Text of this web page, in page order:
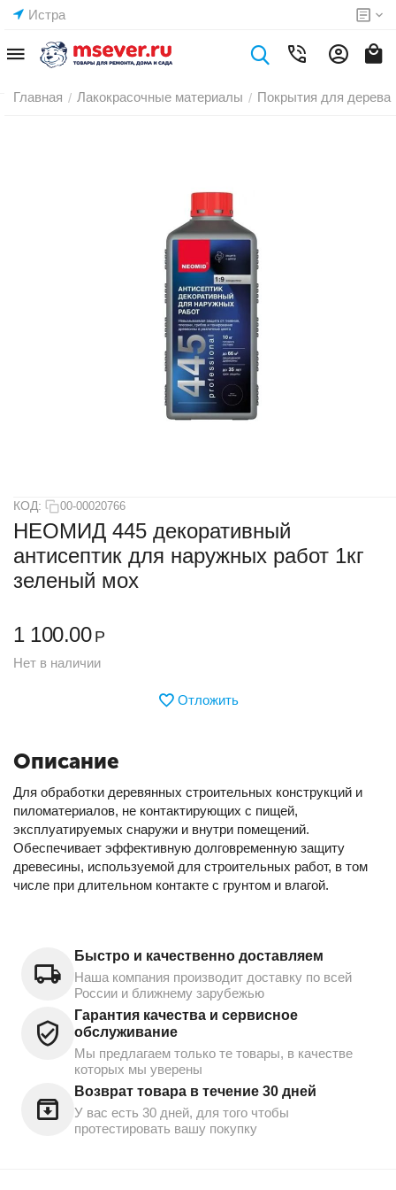
Истра
Главная / Лакокрасочные материалы / Покрытия для дерева
КОД: 00-00020766
НЕОМИД 445 декоративный
антисептик для наружных работ 1кг
зеленый мох
1 100.00 Р
Нет в наличии
Отложить
Описание
Для обработки деревянных строительных конструкций и
пиломатериалов, не контактирующих с пищей,
эксплуатируемых снаружи и внутри помещений.
Обеспечивает эффективную долговременную защиту
древесины, используемой для строительных работ, в том
числе при длительном контакте с грунтом и влагой.
Быстро и качественно доставляем
Наша компания производит доставку по всей
России и ближнему зарубежью
Гарантия качества и сервисное
обслуживание
Мы предлагаем только те товары, в качестве
которых мы уверены
Возврат товара в течение 30 дней
У вас есть 30 дней, для того чтобы
протестировать вашу покупку